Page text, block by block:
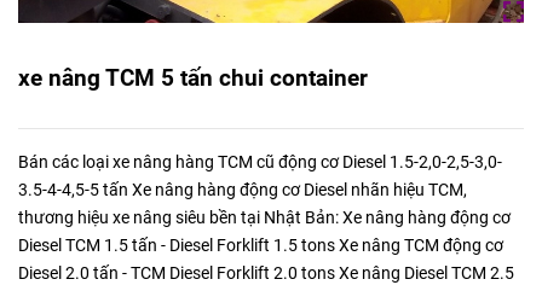
xe nâng TCM 5 tấn chui container
Bán các loại xe nâng hàng TCM cũ động cơ Diesel 1.5-2,0-2,5-3,0-
3.5-4-4,5-5 tấn Xe nâng hàng động cơ Diesel nhãn hiệu TCM,
thương hiệu xe nâng siêu bền tại Nhật Bản: Xe nâng hàng động cơ
Diesel TCM 1.5 tấn - Diesel Forklift 1.5 tons Xe nâng TCM động cơ
Diesel 2.0 tấn - TCM Diesel Forklift 2.0 tons Xe nâng Diesel TCM 2.5